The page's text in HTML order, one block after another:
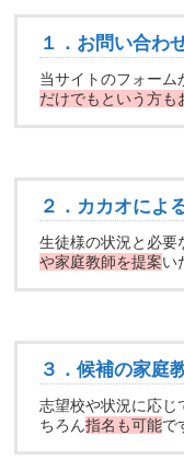
１．お問い合わ
当サイトのフォー
だけでもという方も
２．カカオによ
生徒様の状況と必要
や家庭教師を提案い
３．候補の家庭
志望校や状況に応じ
ちろん指名も可能で